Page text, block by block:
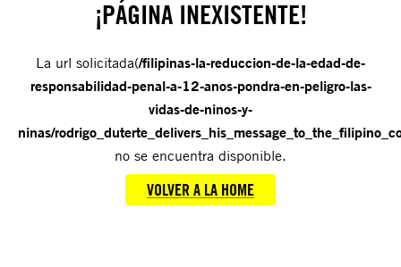
¡PÁGINA INEXISTENTE!
La url solicitada(/filipinas-la-reduccion-de-la-edad-de-
responsabilidad-penal-a-12-anos-pondra-en-peligro-las-
vidas-de-ninos-y-
ninas/
no se encuentra disponible.
VOLVER A LA HOME